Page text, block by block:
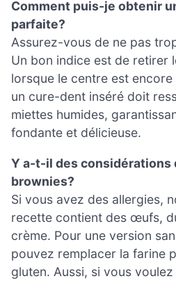
Comment puis-je obtenir
parfaite?
Assurez-vous de ne pas
Un bon indice est de retirer
lorsque le centre est
un cure-dent inséré doit
miettes humides,
fondante et délicieuse.
Y a-t-il des considérations
brownies?
Si vous avez des allergies,
recette contient des œufs,
crème. Pour une version
pouvez remplacer la farine
gluten. Aussi, si vous